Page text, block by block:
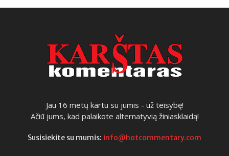
Jau 16 metų kartu su jumis - už teisybę!
Ačiū jums, kad palaikote alternatyvią žiniasklaidą!
Susisiekite su mumis: info@hotcommentary.com